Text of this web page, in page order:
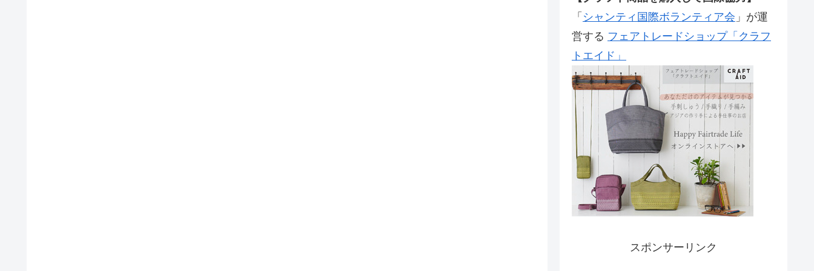
「 シャンティ国際ボランティア会 」が運
営する フェアトレードショップ「クラフ
トエイド」
スポンサーリンク